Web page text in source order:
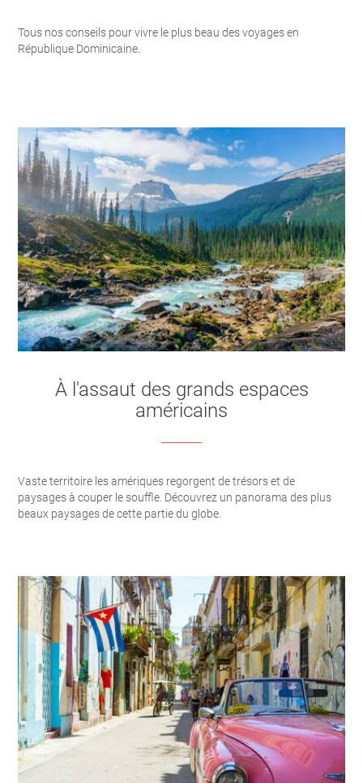
Tous nos conseils pour vivre le plus beau des voyages en
République Dominicaine.
À l'assaut des grands espaces
américains
Vaste territoire les amériques regorgent de trésors et de
paysages à couper le souffle. Découvrez un panorama des plus
beaux paysages de cette partie du globe.